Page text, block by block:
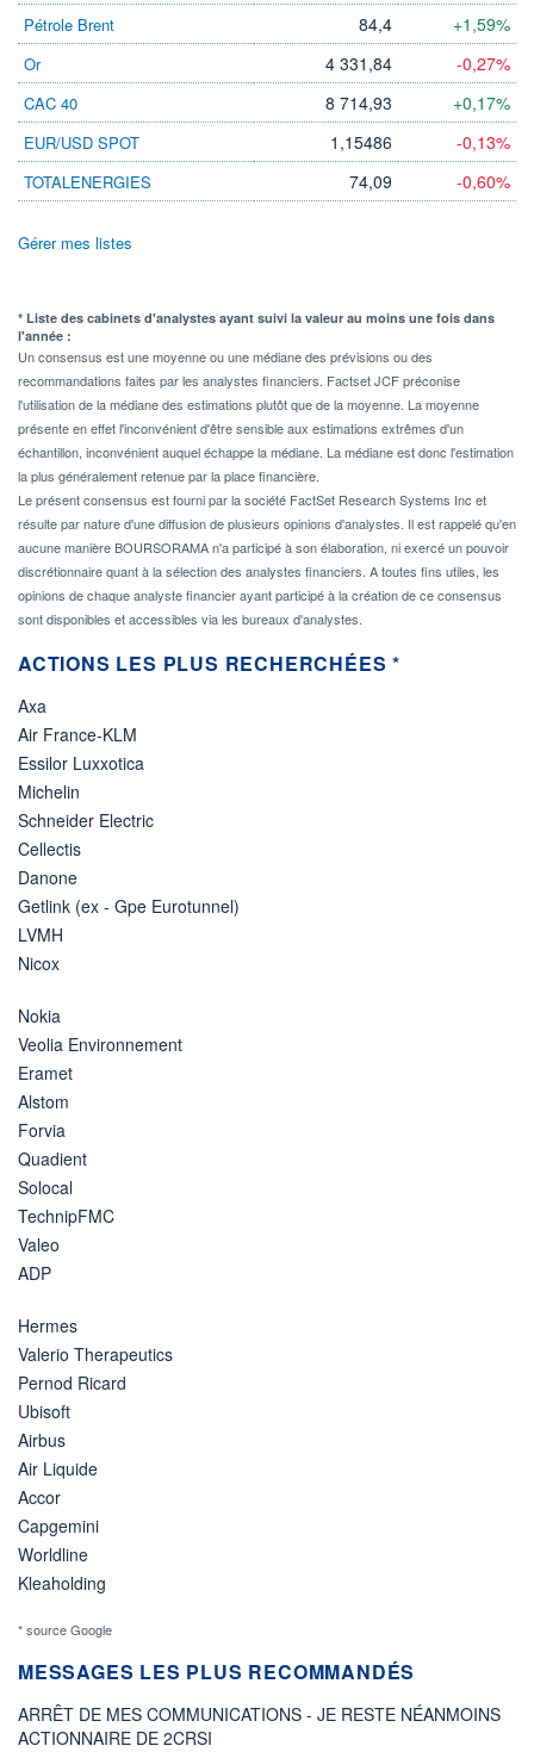
Pétrole Brent 84,4 +1,59%
Or 4 331,84 -0,27%
CAC 40 8 714,93 +0,17%
EUR/USD SPOT 1,15486 -0,13%
TOTALENERGIES 74,09 -0,60%
Gérer mes listes
* Liste des cabinets d'analystes ayant suivi la valeur au moins une fois dans
l'année :
Un consensus est une moyenne ou une médiane des prévisions ou des
recommandations faites par les analystes financiers. Factset JCF préconise
l'utilisation de la médiane des estimations plutôt que de la moyenne. La moyenne
présente en effet l'inconvénient d'être sensible aux estimations extrêmes d'un
échantillon, inconvénient auquel échappe la médiane. La médiane est donc l'estimation
la plus généralement retenue par la place financière.
Le présent consensus est fourni par la société FactSet Research Systems Inc et
résulte par nature d'une diffusion de plusieurs opinions d'analystes. Il est rappelé qu'en
aucune manière BOURSORAMA n'a participé à son élaboration, ni exercé un pouvoir
discrétionnaire quant à la sélection des analystes financiers. A toutes fins utiles, les
opinions de chaque analyste financier ayant participé à la création de ce consensus
sont disponibles et accessibles via les bureaux d'analystes.
ACTIONS LES PLUS RECHERCHÉES *
Axa
Air France-KLM
Essilor Luxxotica
Michelin
Schneider Electric
Cellectis
Danone
Getlink (ex - Gpe Eurotunnel)
LVMH
Nicox
Nokia
Veolia Environnement
Eramet
Alstom
Forvia
Quadient
Solocal
TechnipFMC
Valeo
ADP
Hermes
Valerio Therapeutics
Pernod Ricard
Ubisoft
Airbus
Air Liquide
Accor
Capgemini
Worldline
Kleaholding
* source Google
MESSAGES LES PLUS RECOMMANDÉS
ARRÊT DE MES COMMUNICATIONS - JE RESTE NÉANMOINS
ACTIONNAIRE DE 2CRSI